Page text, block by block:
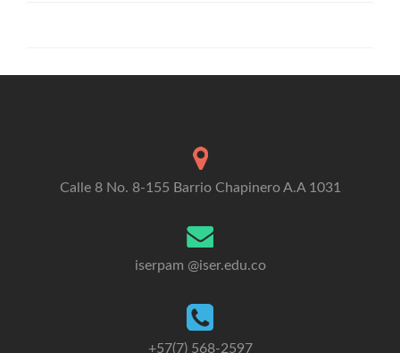
Calle 8 No. 8-155 Barrio Chapinero A.A 1031
iserpam @iser.edu.co
+57(7) 568-2597